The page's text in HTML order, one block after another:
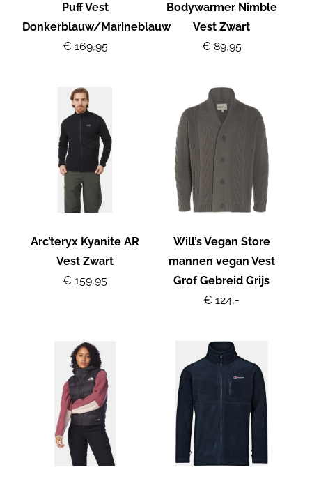
Puff Vest
Donkerblauw/Marineblauw
€ 169,95
Bodywarmer Nimble
Vest Zwart
€ 89,95
Arc’teryx Kyanite AR
Vest Zwart
€ 159,95
Will’s Vegan Store
mannen vegan Vest
Grof Gebreid Grijs
€ 124,-